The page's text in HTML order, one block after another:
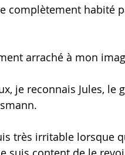
complètement habité
arraché à mon
je reconnais Jules, le
très irritable lorsque